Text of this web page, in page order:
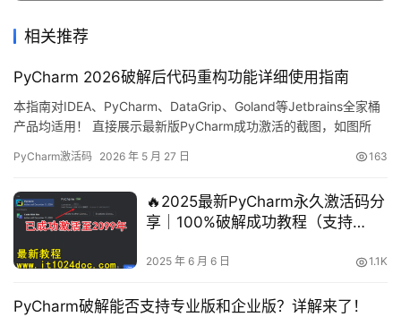
相关推荐
PyCharm 2026破解后代码重构功能详细使用指南
本指南对IDEA、PyCharm、DataGrip、Goland等Jetbrains全家桶
产品均适用！ 直接展示最新版PyCharm成功激活的截图，如图所
过详细的图文步骤，为大家完整演示如何将PyCharm激活至2099
Windows、M…
PyCharm激活码 2026 年 5 月 27 日 163
🔥2025最新PyCharm永久激活码分
享｜100%破解成功教程（支持
2025 年 6 月 6 日 1.1K
PyCharm破解能否支持专业版和企业版？详解来了！